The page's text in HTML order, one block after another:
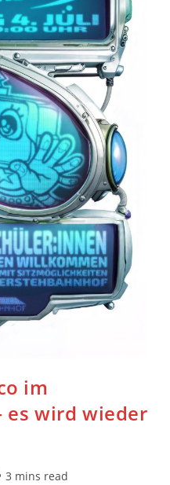
im
es wird wieder
3 mins read